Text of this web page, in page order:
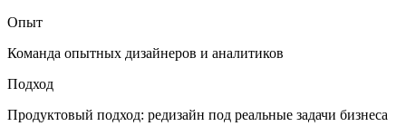
Опыт
Команда опытных дизайнеров и аналитиков
Подход
Продуктовый подход: редизайн под реальные задачи бизнеса